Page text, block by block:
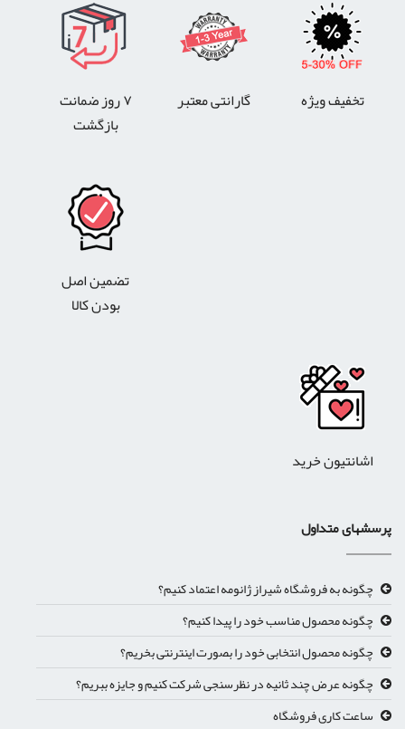
تخفیف ویژه گارانتی معتبر
۷ روز ضمانت
بازگشت
تضمین اصل
بودن کالا
اشانتیون خرید
پرسشهای متداول
چگونه به فروشگاه شیراز ژانومه اعتماد کنیم؟
چگونه محصول مناسب خود را پیدا کنیم؟
چگونه محصول انتخابی خود را بصورت اینترنتی بخریم؟
چگونه عرض چند ثانیه در نظرسنجی شرکت کنیم و جایزه ببریم؟
ساعت کاری فروشگاه